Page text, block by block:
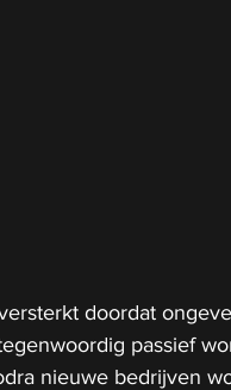
doordat
passief
nieuwe bedrijven